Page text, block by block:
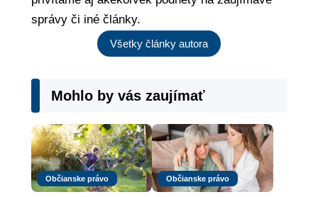
správy či iné články.
Všetky články autora
Mohlo by vás zaujímať
Občianske právo Občianske právo